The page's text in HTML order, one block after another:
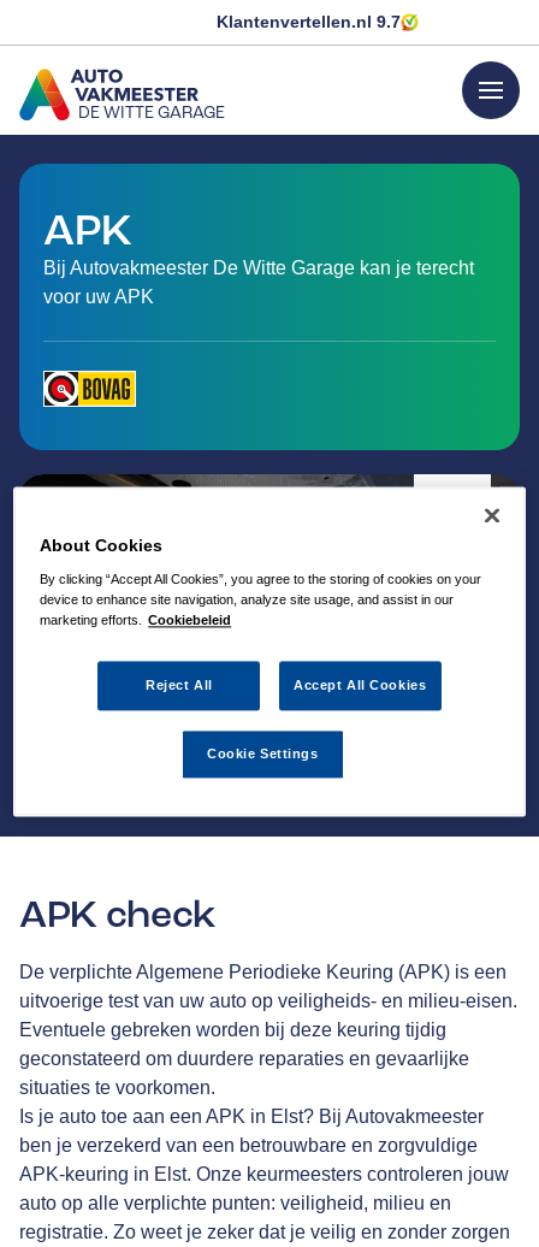
Klantenvertellen.nl 9.7
DE WITTE GARAGE
GA NAAR DE HOMEPAGINA
menu
APK
Bij Autovakmeester De Witte Garage kan je terecht
voor uw APK
APK check
De verplichte Algemene Periodieke Keuring (APK) is een
uitvoerige test van uw auto op veiligheids- en milieu-eisen.
Eventuele gebreken worden bij deze keuring tijdig
geconstateerd om duurdere reparaties en gevaarlijke
situaties te voorkomen.
Is je auto toe aan een APK in Elst? Bij Autovakmeester
ben je verzekerd van een betrouwbare en zorgvuldige
APK-keuring in Elst. Onze keurmeesters controleren jouw
auto op alle verplichte punten: veiligheid, milieu en
registratie. Zo weet je zeker dat je veilig en zonder zorgen
About Cookies
By clicking “Accept All Cookies”, you agree to the storing of cookies on your
device to enhance site navigation, analyze site usage, and assist in our
marketing efforts.
Cookiebeleid
Reject All Accept All Cookies
Cookie Settings